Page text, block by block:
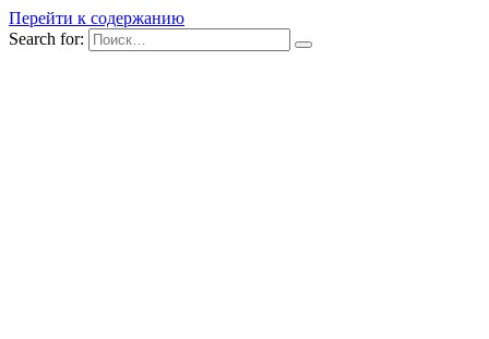
Перейти к содержанию
Search for: